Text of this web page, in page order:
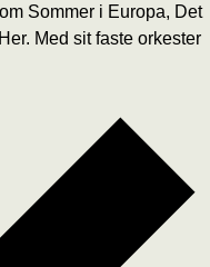
Sommer i Europa, Det
Med sit faste orkester